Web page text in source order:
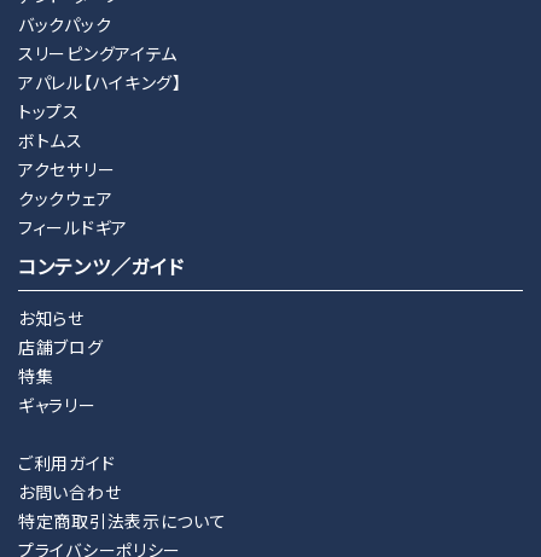
バックパック
スリーピングアイテム
アパレル【ハイキング】
トップス
ボトムス
アクセサリー
クックウェア
フィールドギア
コンテンツ／ガイド
お知らせ
店舗ブログ
特集
ギャラリー
ご利用ガイド
お問い合わせ
特定商取引法表示について
プライバシーポリシー